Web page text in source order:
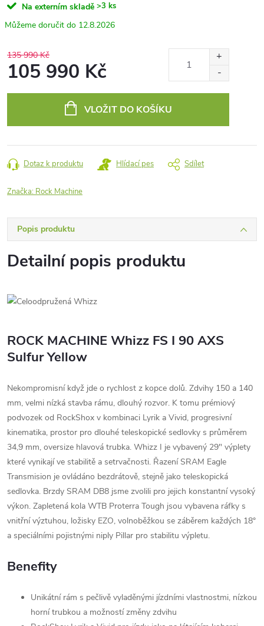
Na externím skladě >3 ks
12.8.2026
135 990 Kč
105 990 Kč
VLOŽIT DO KOŠÍKU
Dotaz k produktu Hlídací pes Sdílet
Značka: Rock Machine
Popis produktu
Detailní popis produktu
ROCK MACHINE Whizz FS I 90 AXS
Sulfur Yellow
Nekompromisní když jde o rychlost z kopce dolů. Zdvihy 150 a 140
mm, velmi nízká stavba rámu, dlouhý rozvor. K tomu prémiový
podvozek od RockShox v kombinaci Lyrik a Vivid, progresivní
kinematika, prostor pro dlouhé teleskopické sedlovky s průměrem
34,9 mm, oversize hlavová trubka. Whizz I je vybavený 29" výplety
které vynikají ve stabilitě a setrvačnosti. Řazení SRAM Eagle
Transmision je ovládáno bezdrátově, stejně jako teleskopická
sedlovka. Brzdy SRAM DB8 jsme zvolili pro jejich konstantní vysoký
výkon. Zapletená kola WTB Proterra Tough jsou vybavena ráfky s
vnitřní výztuhou, ložisky EZO, volnoběžkou se záběrem každých 18°
a speciálními pojistnými niply Pillar pro stabilitu výpletu.
Benefity
Unikátní rám s pečlivě vyladěnými jízdními vlastnostmi, nízkou
horní trubkou a možností změny zdvihu